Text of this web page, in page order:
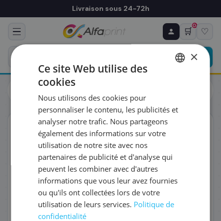
Livraison sous 24-72h
🛒
0
♡
Toners
Canon
ORIGINAL
♻ COMMANDE RÉCURRENTE
Prévoyez & économisez
Programmez votre prochain achat — notre équipe
vous prépare un devis personnalisé
RÉFÉRENCE DU PRODUIT
FRÉQUENCE
QUANTITÉ PAR LIVRAISON
DATE DE PREMIÈRE LIVRAISON SOUHAITÉE
×
Ce site Web utilise des
cookies
Nous utilisons des cookies pour
personnaliser le contenu, les publicités et
analyser notre trafic. Nous partageons
également des informations sur votre
utilisation de notre site avec nos
partenaires de publicité et d'analyse qui
peuvent les combiner avec d'autres
informations que vous leur avez fournies
ou qu'ils ont collectées lors de votre
utilisation de leurs services. Politique de
confidentialité